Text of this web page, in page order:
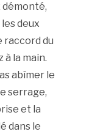
démonté,
deux
raccord du
la main.
abîmer le
serrage,
et la
dans le